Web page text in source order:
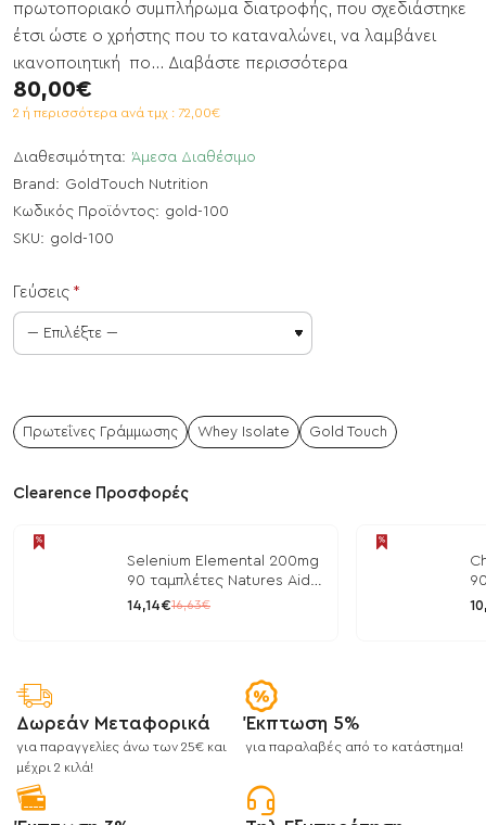
Διαθεσιμότητα: Άμεσα Διαθέσιμο
Brand: GoldTouch Nutrition
Κωδικός Προϊόντος: gold-100
SKU: gold-100
80,00€
2 ή περισσότερα ανά τμχ : 72,00€
Γεύσεις
πρωτοποριακό συμπλήρωμα διατροφής, που σχεδιάστηκε
έτσι ώστε ο χρήστης που το καταναλώνει, να λαμβάνει
ικανοποιητική πο... Διαβάστε περισσότερα
Πρωτεΐνες Γράμμωσης Whey Isolate Gold Touch
Clearence Προσφορές
Selenium Elemental 200mg
90 ταμπλέτες Natures Aid
/ Μέταλλα
14,14€16,63€
/
Δωρεάν Μεταφορικά
για παραγγελίες άνω των 25€ και
μέχρι 2 κιλά!
Έκπτωση 5%
για παραλαβές από το κατάστημα!